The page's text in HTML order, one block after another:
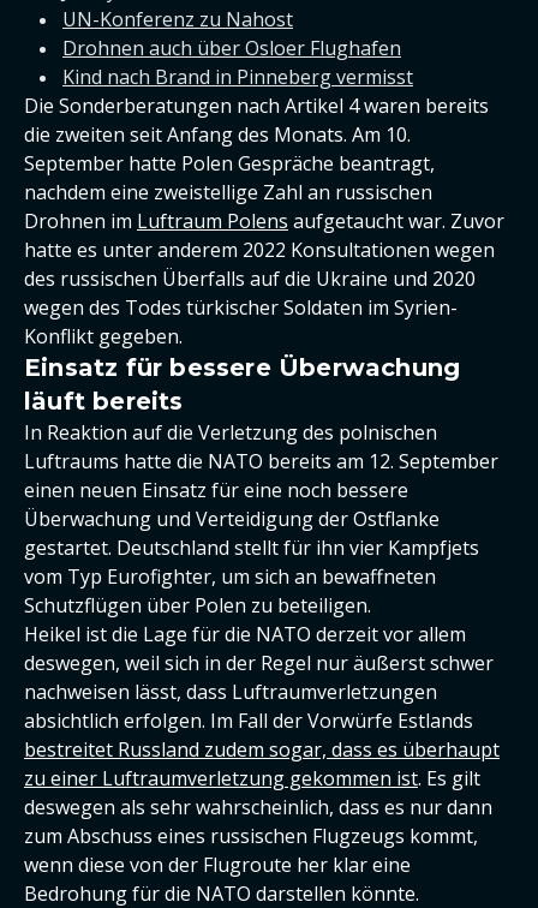
UN-Konferenz zu Nahost
Drohnen auch über Osloer Flughafen
Kind nach Brand in Pinneberg vermisst
Die Sonderberatungen nach Artikel 4 waren bereits
die zweiten seit Anfang des Monats. Am 10.
September hatte Polen Gespräche beantragt,
nachdem eine zweistellige Zahl an russischen
Drohnen im Luftraum Polens aufgetaucht war. Zuvor
hatte es unter anderem 2022 Konsultationen wegen
des russischen Überfalls auf die Ukraine und 2020
wegen des Todes türkischer Soldaten im Syrien-
Konflikt gegeben.
Einsatz für bessere Überwachung
läuft bereits
In Reaktion auf die Verletzung des polnischen
Luftraums hatte die NATO bereits am 12. September
einen neuen Einsatz für eine noch bessere
Überwachung und Verteidigung der Ostflanke
gestartet. Deutschland stellt für ihn vier Kampfjets
vom Typ Eurofighter, um sich an bewaffneten
Schutzflügen über Polen zu beteiligen.
Heikel ist die Lage für die NATO derzeit vor allem
deswegen, weil sich in der Regel nur äußerst schwer
nachweisen lässt, dass Luftraumverletzungen
absichtlich erfolgen. Im Fall der Vorwürfe Estlands
bestreitet Russland zudem sogar, dass es überhaupt
zu einer Luftraumverletzung gekommen ist. Es gilt
deswegen als sehr wahrscheinlich, dass es nur dann
zum Abschuss eines russischen Flugzeugs kommt,
wenn diese von der Flugroute her klar eine
Bedrohung für die NATO darstellen könnte.